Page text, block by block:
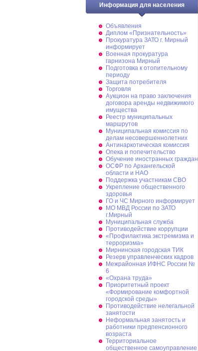
Информация для населения
Объявления
Диплом «Признательность»
Прокуратура ЗАТО г. Мирный
информирует
Военная прокуратура
гарнизона Мирный
Подготовка к отопительному
периоду
Защита потребителя
Торговля
Аукцион на право заключения
договора аренды недвижимого
имущества
Реестр муниципальных
маршрутов
Муниципальная комиссия по
делам несовершеннолетних
Антинаркотическая комиссия
Опека и попечительство
Обучение иностранных граждан
ОСФР по Архангельской
области и НАО
Поддержка участникам СВО
Укрепление общественного
здоровья
ГО и ЧС Мирного информирует
МО МВД России по ЗАТО
г.Мирный
Муниципальная cлужба
Противодействие коррупции
«Профилактика экстремизма и
терроризма»
Мирнинская городская ТИК
Резерв управленческих кадров
Межрайонная ИФНС России №
6
«Охрана труда»
Приоритетный проект
«Формирование комфортной
городской среды»
Противодействие нелегальной
занятости
Неформальная занятость и
работники предпенсионного
возраста
Территориальное
общественное самоуправление